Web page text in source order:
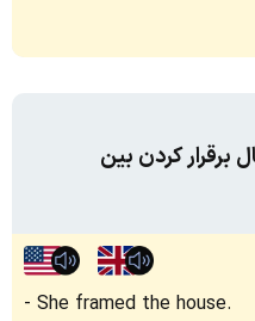
برقرار کردن بین
She framed the house.